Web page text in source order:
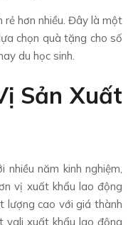
rẻ hơn nhiều. Đây là một
chọn quà tặng cho số
du học sinh.
Sản Xuất
năm kinh nghiệm,
vị xuất khẩu lao động
lượng cao với giá thành
vali xuất khẩu lao động